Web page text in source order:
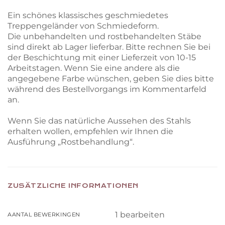
Ein schönes klassisches geschmiedetes
Treppengeländer von Schmiedeform.
Die unbehandelten und rostbehandelten Stäbe
sind direkt ab Lager lieferbar. Bitte rechnen Sie bei
der Beschichtung mit einer Lieferzeit von 10-15
Arbeitstagen. Wenn Sie eine andere als die
angegebene Farbe wünschen, geben Sie dies bitte
während des Bestellvorgangs im Kommentarfeld
an.
Wenn Sie das natürliche Aussehen des Stahls
erhalten wollen, empfehlen wir Ihnen die
Ausführung „Rostbehandlung“.
ZUSÄTZLICHE INFORMATIONEN
AANTAL BEWERKINGEN 1 bearbeiten